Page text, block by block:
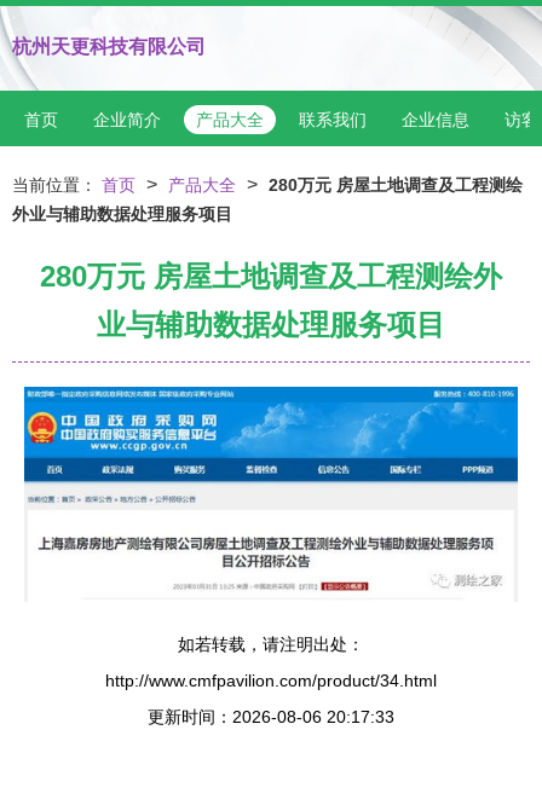
杭州天更科技有限公司
首页 企业简介 产品大全 联系我们 企业信息 访客
当前位置： 首页 > 产品大全 > 280万元 房屋土地调查及工程测绘
外业与辅助数据处理服务项目
280万元 房屋土地调查及工程测绘外
业与辅助数据处理服务项目
如若转载，请注明出处：
http://www.cmfpavilion.com/product/34.html
更新时间：2026-08-06 20:17:33